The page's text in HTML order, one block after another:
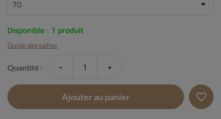
Disponible : 1 produit
Guide des tailles
Quantité : - +
Ajouter au panier favorite_border